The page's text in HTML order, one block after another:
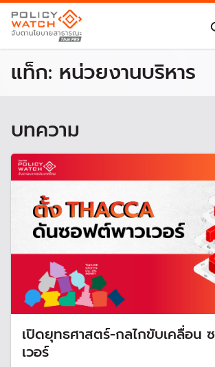
แท็ก: หน่วยงานบริหาร
บทความ
เปิดยุทธศาสตร์-กลไกขับเคลื่อน
เวอร์